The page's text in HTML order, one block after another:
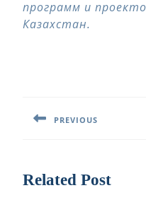
программ и
Казахстан.
записям
PREVIOUS
Related Post